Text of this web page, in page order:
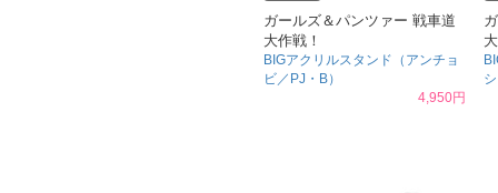
ガールズ＆パンツァー 戦車道
大作戦！
BIGアクリルスタンド（アンチョ
ビ／PJ・B）
4,950円